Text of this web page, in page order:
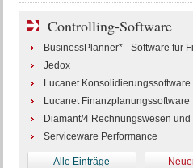
Controlling-Software
BusinessPlanner* - Software für
Jedox
Lucanet Konsolidierungssoftware
Lucanet Finanzplanungssoftware
Diamant/4 Rechnungswesen
Serviceware Performance
Alle Einträge